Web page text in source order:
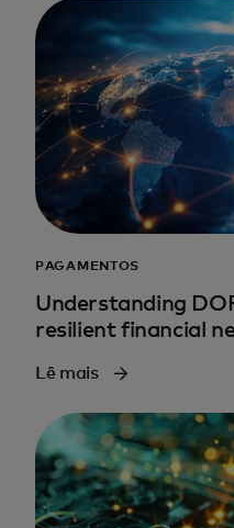
PAGAMENTOS
Understanding
resilient financial
Lê mais